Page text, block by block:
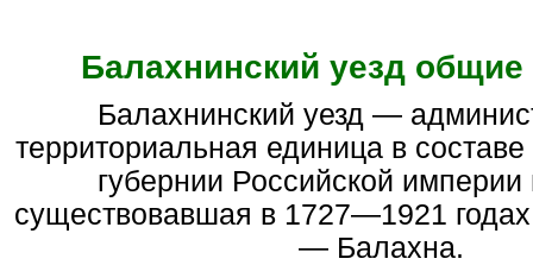
Балахнинский уезд
Балахнинский уезд — административно-
территориальная единица в
губернии Российской
существовавшая в 1727—1921
— Балахна.